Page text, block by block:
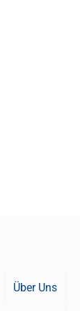
Über Uns